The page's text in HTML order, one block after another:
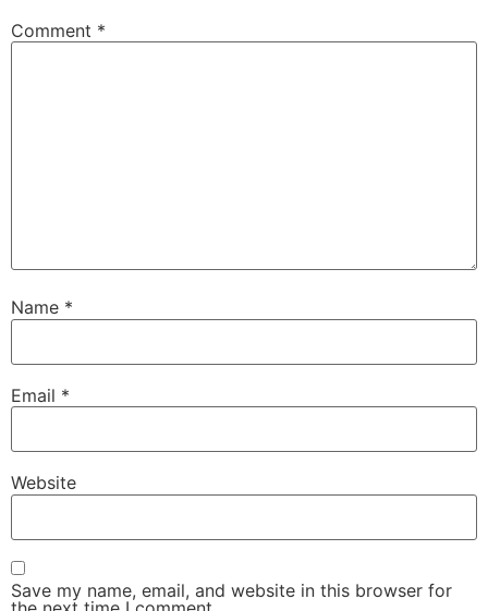
Comment *
Name *
Email *
Website
Save my name, email, and website in this browser for